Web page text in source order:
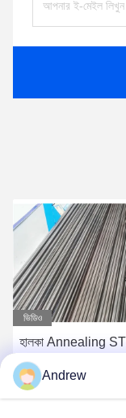
ভিডিও
হালকা Annealing
স্টিয়ারিং ডিভাইস জন্য
টিউব Q345B বৃত্তাকার
Andrew